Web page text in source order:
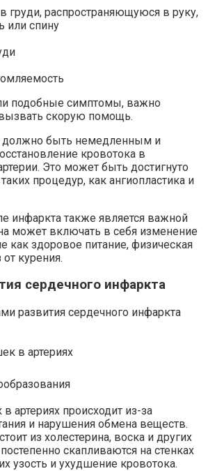
груди, распространяющуюся в руку,
или спину
подобные симптомы, важно
скорую помощь.
должно быть немедленным и
кровотока в
Это может быть достигнуто
процедур, как ангиопластика и
инфаркта также является важной
может включать в себя изменение
как здоровое питание, физическая
от курения.
сердечного инфаркта
развития сердечного инфаркта
в артериях
артериях происходит из-за
и нарушения обмена веществ.
из холестерина, воска и других
скапливаются на стенках
узость и ухудшение кровотока.